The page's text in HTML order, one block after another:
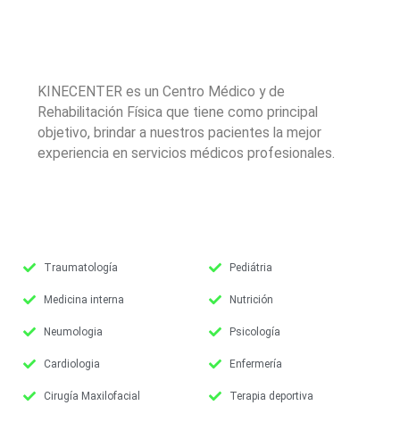
KINECENTER es un Centro Médico y de
Rehabilitación Física que tiene como principal
objetivo, brindar a nuestros pacientes la mejor
experiencia en servicios médicos profesionales.
Traumatología
Medicina interna
Neumologia
Cardiologia
Cirugía Maxilofacial
Pediátria
Nutrición
Psicología
Enfermería
Terapia deportiva